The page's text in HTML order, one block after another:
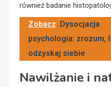
również badanie
Zobacz
Dysocjacja
psychologia: zrozum,
odzyskaj siebie
Nawilżanie i